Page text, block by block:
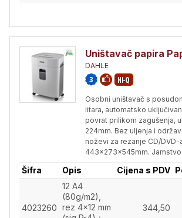
Uništavač papira
DAHLE
Osobni uništavač s
litara, automatsko
povrat prilikom zagušenja,
224mm. Bez uljenja i
noževi za rezanje CD/DVD-
443x273x545mm. Jamstvo
Šifra Opis Cijena s PDV
4023260
12 A4
(80g/m2),
rez 4x12 mm
344,50